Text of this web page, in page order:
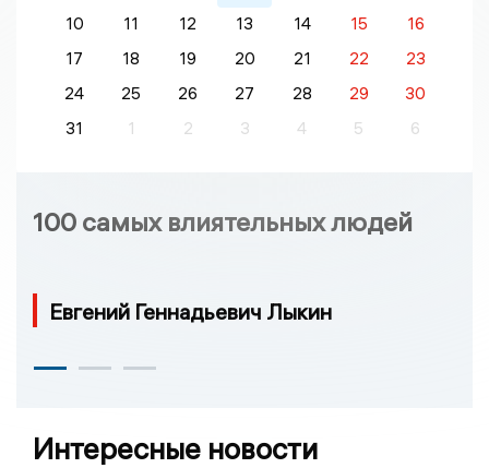
10
11 12 13 14 15
16
17
18 19 20 21 22
23
24
25 26 27 28 29
30
31
1 2 3 4 5 6
100 самых влиятельных людей
Евгений Геннадьевич Лыкин
Интересные новости